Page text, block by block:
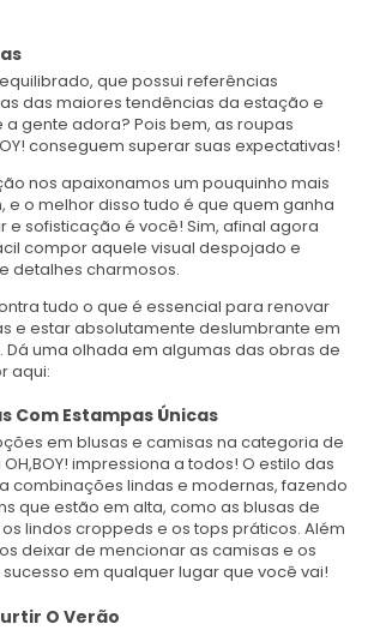
que possui referências
das maiores tendências da estação e
gente adora? Pois bem, as roupas
conseguem superar suas expectativas!
nos apaixonamos um pouquinho mais
e o melhor disso tudo é que quem ganha
e sofisticação é você! Sim, afinal agora
compor aquele visual despojado e
detalhes charmosos.
tudo o que é essencial para renovar
e estar absolutamente deslumbrante em
Dá uma olhada em algumas das obras de
aqui:
Com Estampas Únicas
em blusas e camisas na categoria de
impressiona a todos! O estilo das
combinações lindas e modernas, fazendo
que estão em alta, como as blusas de
lindos croppeds e os tops práticos. Além
deixar de mencionar as camisas e os
em qualquer lugar que você vai!
O Verão